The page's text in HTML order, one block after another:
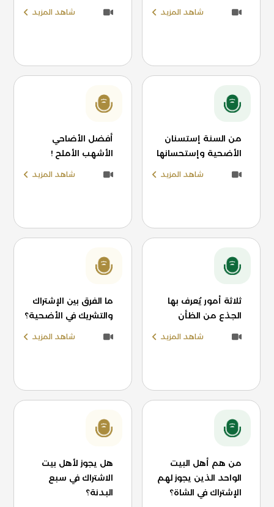
شاهد المزيد شاهد المزيد
من السنة إستسنان
الأضحية وإستحسانها
شاهد المزيد
أفضل الأضاحي
الأشهب الأملح !
شاهد المزيد
ثلاثة أمور يُعرف بها
الجذع من الظأن
شاهد المزيد
ما الفرق بين الإشتراك
والتشريك في الأضحية؟
شاهد المزيد
من هم أهل البيت
الواحد الذين يجوز لهم
الإشتراك في الشاة؟
هل يجوز لأهل بيت
الاشتراك في سبع
البدنة؟